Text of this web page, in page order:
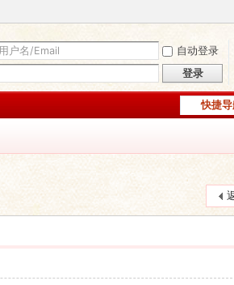
自动登录
登录
快捷导